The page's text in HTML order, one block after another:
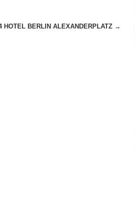
HOTEL BERLIN ALEXANDERPLATZ →